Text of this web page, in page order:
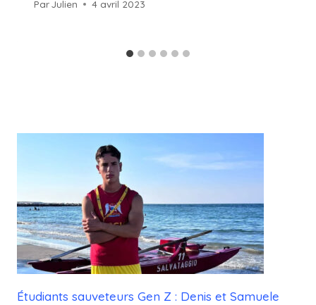
ParJulien 4 avril 2023
Étudiants sauveteurs Gen Z : Denis et Samuele